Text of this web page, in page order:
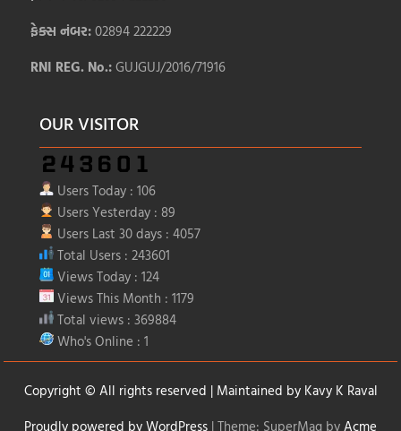
ફેક્સ નંબર:02894 222229
RNI REG. No.:GUJGUJ/2016/71916
OUR VISITOR
Users Today : 106
Users Yesterday : 89
Users Last 30 days : 4057
Total Users : 243601
Views Today : 124
Views This Month : 1179
Total views : 369884
Who's Online : 1
Copyright © All rights reserved | Maintained by Kavy K Raval
Proudly powered by WordPress |Theme: SuperMag byAcme